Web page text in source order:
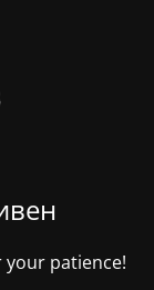
your patience!